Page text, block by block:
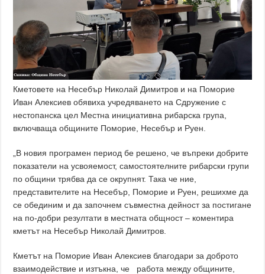
Кметовете на Несебър Николай Димитров и на Поморие
Иван Алексиев обявиха учредяването на Сдружение с
нестопанска цел Местна инициативна рибарска група,
включваща общините Поморие, Несебър и Руен.
„В новия програмен период бе решено, че въпреки добрите
показатели на усвояемост, самостоятелните рибарски групи
по общини трябва да се окрупнят. Така че ние,
представителите на Несебър, Поморие и Руен, решихме да
се обединим и да започнем съвместна дейност за постигане
на по-добри резултати в местната общност – коментира
кметът на Несебър Николай Димитров.
Кметът на Поморие Иван Алексиев благодари за доброто
взаимодействие и изтъкна, че работа между общините,